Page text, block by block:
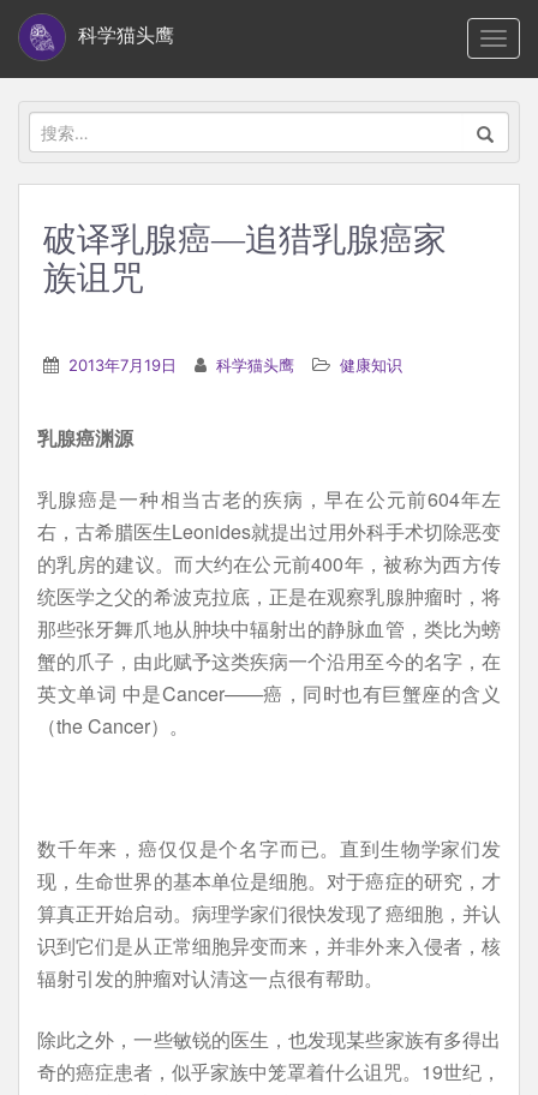
i
科学猫头鹰
搜
索：
破译乳腺癌—追猎乳腺癌家
族诅咒
2013年7月19日 科学猫头鹰 健康知识
乳腺癌渊源
乳腺癌是一种相当古老的疾病，早在公元前604年左
右，古希腊医生Leonides就提出过用外科手术切除恶变
的乳房的建议。而大约在公元前400年，被称为西方传
统医学之父的希波克拉底，正是在观察乳腺肿瘤时，将
那些张牙舞爪地从肿块中辐射出的静脉血管，类比为螃
蟹的爪子，由此赋予这类疾病一个沿用至今的名字，在
英文单词 中是Cancer——癌，同时也有巨蟹座的含义
（the Cancer）。
数千年来，癌仅仅是个名字而已。直到生物学家们发
现，生命世界的基本单位是细胞。对于癌症的研究，才
算真正开始启动。病理学家们很快发现了癌细胞，并认
识到它们是从正常细胞异变而来，并非外来入侵者，核
辐射引发的肿瘤对认清这一点很有帮助。
除此之外，一些敏锐的医生，也发现某些家族有多得出
奇的癌症患者，似乎家族中笼罩着什么诅咒。19世纪，